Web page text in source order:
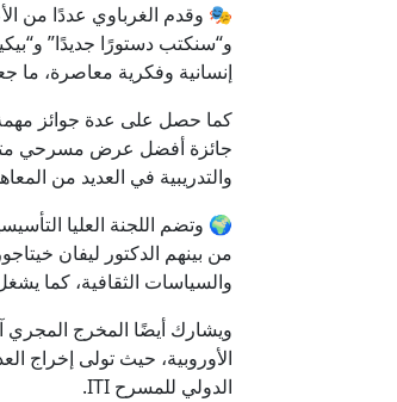
🎭 وقدم الغرباوي عددًا من
و“سنكتب دستورًا جديدًا”
إنسانية وفكرية معاصرة، ما
كما حصل على عدة جوائز مهمة
جائزة أفضل عرض مسرحي
والتدريبية في العديد من
🌍 وتضم اللجنة العليا
من بينهم الدكتور ليفان
والسياسات الثقافية، كما
ويشارك أيضًا المخرج المجري
الأوروبية، حيث تولى إخراج
الدولي للمسرح ITI.